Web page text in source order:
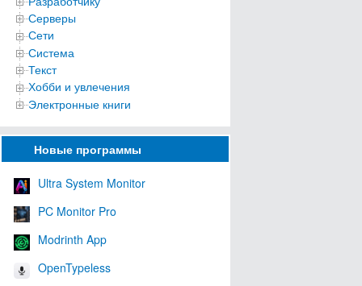
Серверы
Сети
Система
Текст
Хобби и увлечения
Электронные книги
Новые программы
Ultra System Monitor
PC Monitor Pro
Modrinth App
OpenTypeless